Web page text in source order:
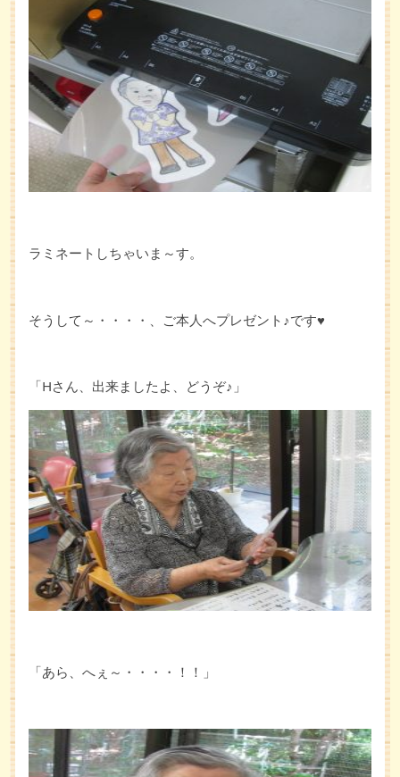
ラミネートしちゃいま～す。
そうして～・・・・、ご本人へプレゼント♪です♥
「Hさん、出来ましたよ、どうぞ♪」
「あら、へぇ～・・・・！！」